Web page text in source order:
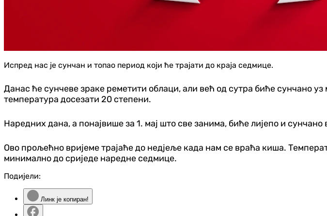
Испред нас је сунчан и топао период који ће трајати до краја седмице.
Данас ће сунчеве зраке реметити облаци, али већ од сутра биће сунчано
температура досезати 20 степени.
Наредних дана, а понајвише за 1. мај што све занима, биће лијепо и
Ово прољећно вријеме трајаће до недјеље када нам се враћа киша.
минимално до сриједе наредне седмице.
Подијели:
Линк је копиран!